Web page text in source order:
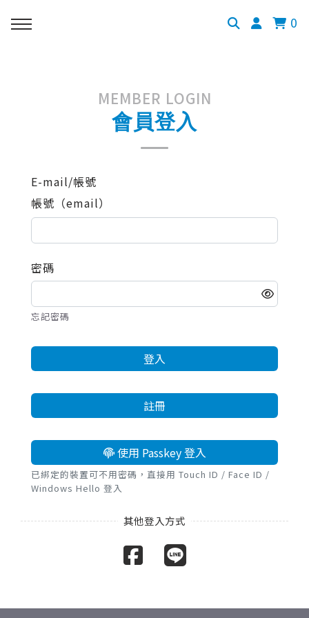
0
MEMBER LOGIN
會員登入
E-mail/帳號
帳號（email）
密碼
忘記密碼
登入
註冊
使用 Passkey 登入
已綁定的裝置可不用密碼，直接用 Touch ID / Face ID /
Windows Hello 登入